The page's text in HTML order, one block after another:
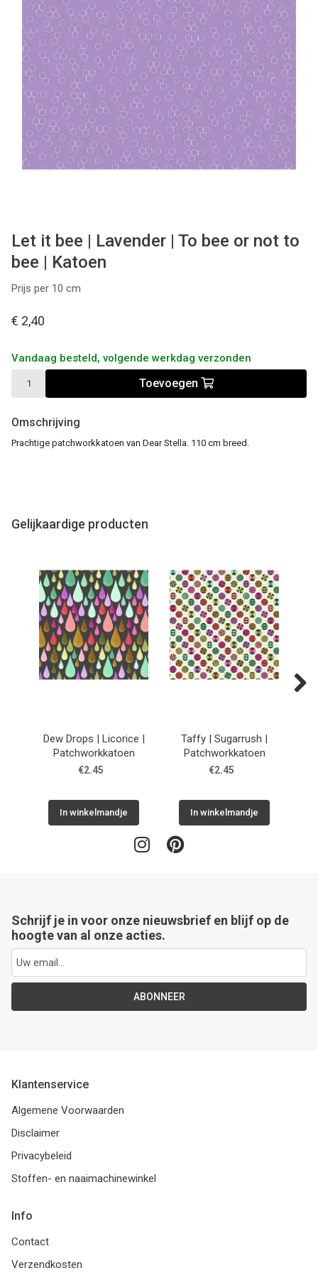
Tips & tricks
Cadeaubon
Solden
Contact
Let it bee | Lavender | To bee or not to
bee | Katoen
Prijs per 10 cm
€ 2,40
Vandaag besteld, volgende werkdag verzonden
Toevoegen
Omschrijving
Prachtige patchworkkatoen van Dear Stella. 110 cm breed.
Gelijkaardige producten
Dew Drops | Licorice |
Patchworkkatoen
€2.45
In winkelmandje
Taffy | Sugarrush |
Patchworkkatoen
€2.45
In winkelmandje
Schrijf je in voor onze nieuwsbrief en blijf op de
hoogte van al onze acties.
ABONNEER
Klantenservice
Algemene Voorwaarden
Disclaimer
Privacybeleid
Stoffen- en naaimachinewinkel
Info
Contact
Verzendkosten